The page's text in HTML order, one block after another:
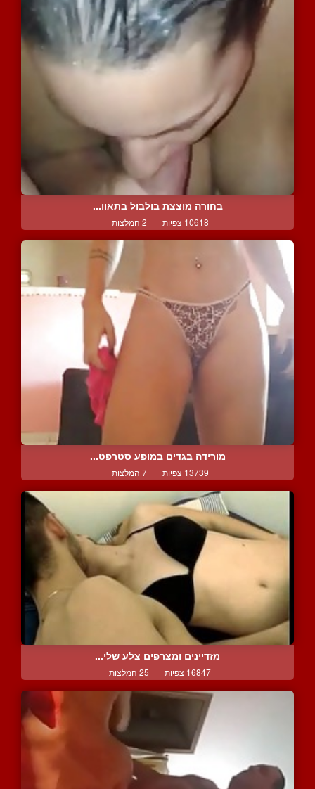
בחורה מוצצת בולבול בתאוו...
10618 צפיות | 2 המלצות
מורידה בגדים במופע סטרפט...
13739 צפיות | 7 המלצות
מזדיינים ומצרפים צלע שלי...
16847 צפיות | 25 המלצות